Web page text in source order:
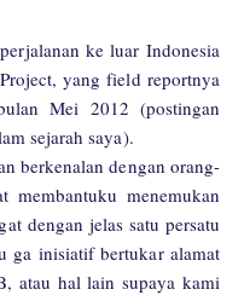
ke luar Indonesia
yang field reportnya
Mei 2012 (postingan
sejarah saya).
berkenalan dengan orang-
membantuku menemukan
dengan jelas satu persatu
ga inisiatif bertukar alamat
atau hal lain supaya kami